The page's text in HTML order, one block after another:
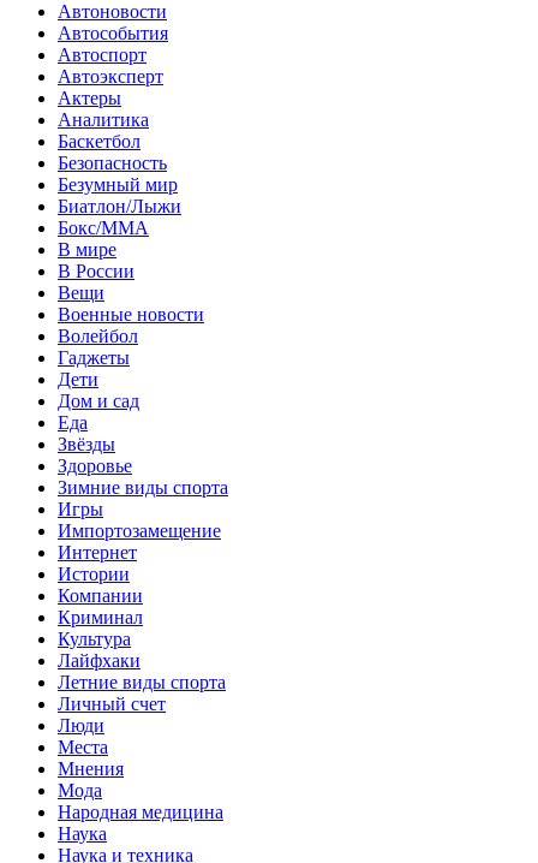
Автоновости
Автособытия
Автоспорт
Автоэксперт
Актеры
Аналитика
Баскетбол
Безопасность
Безумный мир
Биатлон/Лыжи
Бокс/MMA
В мире
В России
Вещи
Военные новости
Волейбол
Гаджеты
Дети
Дом и сад
Еда
Звёзды
Здоровье
Зимние виды спорта
Игры
Импортозамещение
Интернет
Истории
Компании
Криминал
Культура
Лайфхаки
Летние виды спорта
Личный счет
Люди
Места
Мнения
Мода
Народная медицина
Наука
Наука и техника